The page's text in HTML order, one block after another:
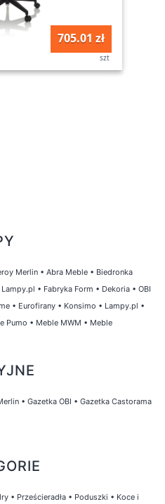
705.01 zł
szt
Merlin • Abra Meble • Biedronka
Lampy.pl • Fabryka Form • Dekoria • OBI
• Eurofirany • Konsimo • Lampy.pl •
Pumo • Meble MWM • Meble
• Gazetka OBI • Gazetka Castorama
• Prześcieradła • Poduszki • Koce i